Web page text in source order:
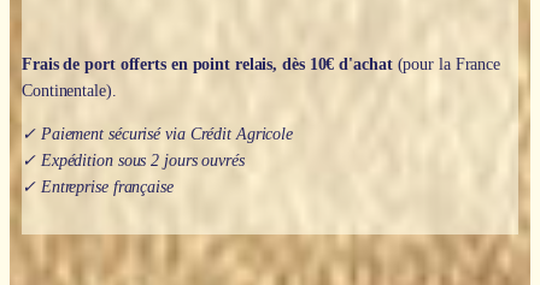
Frais de port offerts en point relais, dès 10€ d'achat(pour la France
Continentale).
✓ Paiement sécurisé via Crédit Agricole
✓ Expédition sous 2 jours ouvrés
✓ Entreprise française